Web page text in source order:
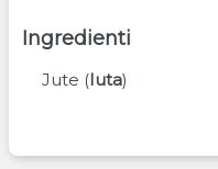
Ingredienti
Jute (Iuta)